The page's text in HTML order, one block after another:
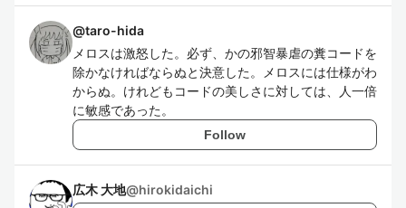
@taro-hida
メロスは激怒した。必ず、かの邪智暴虐の糞コードを
除かなければならぬと決意した。メロスには仕様がわ
からぬ。けれどもコードの美しさに対しては、人一倍
に敏感であった。
Follow
広木 大地@hirokidaichi